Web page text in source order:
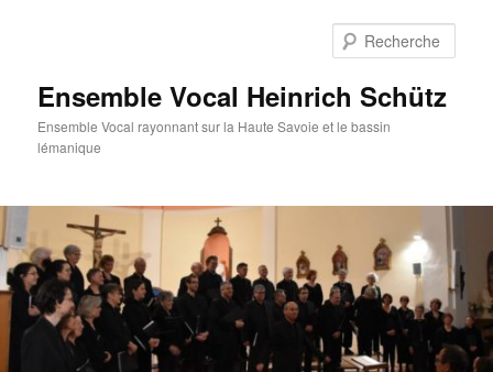
Ensemble Vocal Heinrich Schütz
Ensemble Vocal rayonnant sur la Haute Savoie et le bassin
lémanique